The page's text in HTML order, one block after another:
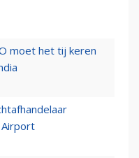
moet het tij keren
Airport